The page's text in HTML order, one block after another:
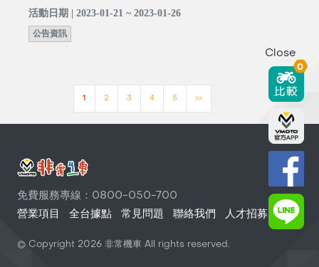
活動日期 | 2023-01-21 ~ 2023-01-26
公告資訊
1 2 3 4 5 >>
免費服務專線：0800-050-700
營業項目
全台據點 常見問題 聯絡我們 人才招募
© Copyright 2026 非常機車 All rights reserved.
Close
0